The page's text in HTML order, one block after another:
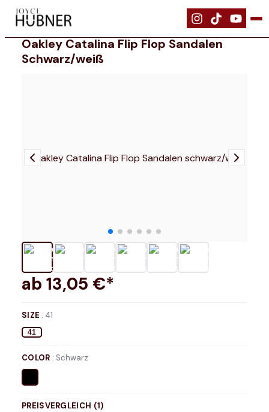
| Schuhe | Oakley Catalina Flip Flop Sandalen schwarz/weiß
Oakley Catalina Flip Flop Sandalen
Schwarz/weiß
ab 13,05 €*
SIZE : 41
41
COLOR : Schwarz
PREISVERGLEICH (1)